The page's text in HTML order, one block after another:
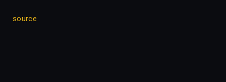
source